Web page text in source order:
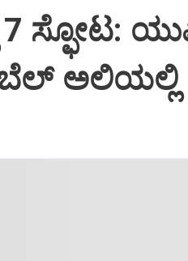
7 ಸ್ಫೋಟ:
ಅಲಿಯಲ್ಲಿ